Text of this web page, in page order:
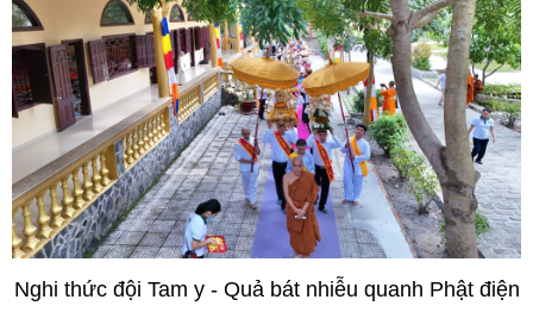
Nghi thức đội Tam y - Quả bát nhiễu quanh Phật điện